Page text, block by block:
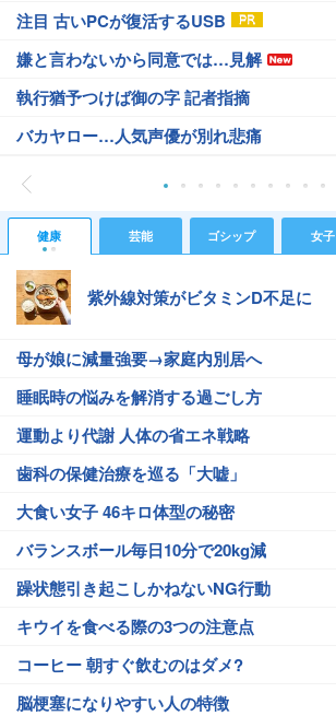
注目 古いPCが復活するUSB
嫌と言わないから同意では…見解
執行猶予つけば御の字 記者指摘
バカヤロー…人気声優が別れ悲痛
健康 芸能 ゴシップ 女子
紫外線対策がビタミンD不足に
母が娘に減量強要→家庭内別居へ
睡眠時の悩みを解消する過ごし方
運動より代謝 人体の省エネ戦略
歯科の保健治療を巡る「大嘘」
大食い女子 46キロ体型の秘密
バランスボール毎日10分で20kg減
躁状態引き起こしかねないNG行動
キウイを食べる際の3つの注意点
コーヒー 朝すぐ飲むのはダメ?
脳梗塞になりやすい人の特徴